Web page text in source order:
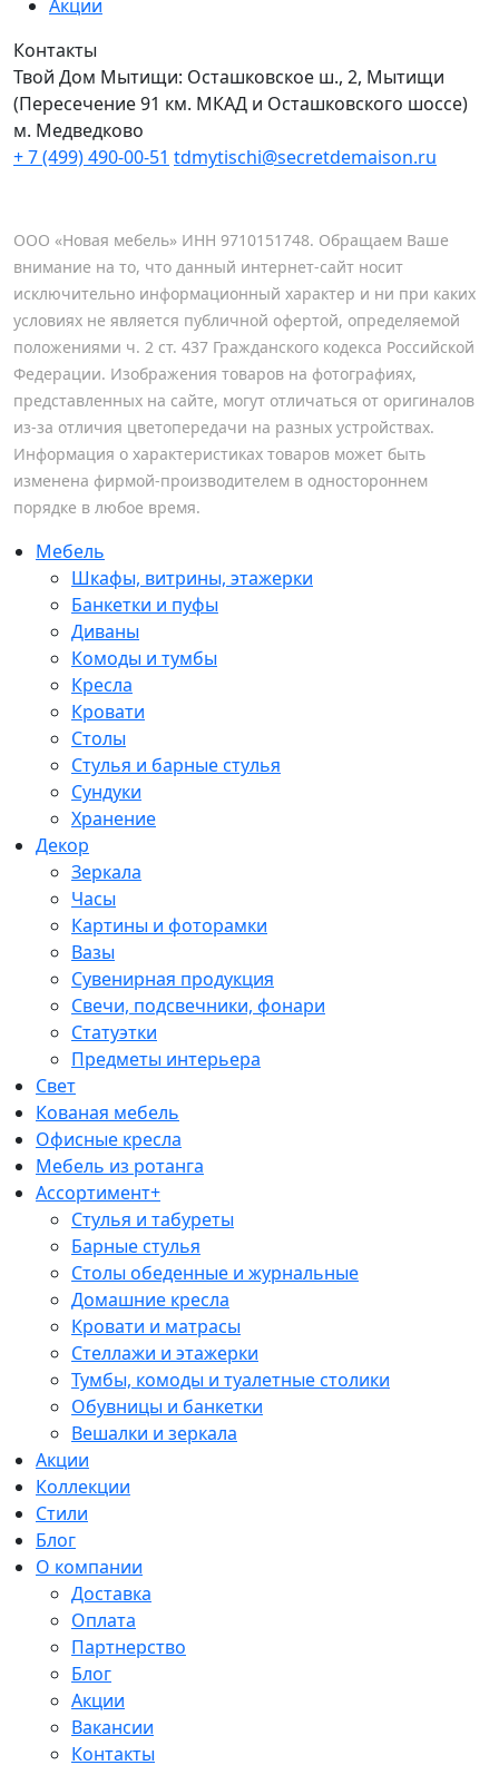
Акции
Контакты
Твой Дом Мытищи: Осташковское ш., 2, Мытищи
(Пересечение 91 км. МКАД и Осташковского шоссе)
м. Медведково
+ 7 (499) 490-00-51 tdmytischi@secretdemaison.ru
ООО «Новая мебель» ИНН 9710151748. Обращаем Ваше
внимание на то, что данный интернет-сайт носит
исключительно информационный характер и ни при каких
условиях не является публичной офертой, определяемой
положениями ч. 2 ст. 437 Гражданского кодекса Российской
Федерации. Изображения товаров на фотографиях,
представленных на сайте, могут отличаться от оригиналов
из-за отличия цветопередачи на разных устройствах.
Информация о характеристиках товаров может быть
изменена фирмой-производителем в одностороннем
порядке в любое время.
Мебель
Шкафы, витрины, этажерки
Банкетки и пуфы
Диваны
Комоды и тумбы
Кресла
Кровати
Столы
Стулья и барные стулья
Сундуки
Хранение
Декор
Зеркала
Часы
Картины и фоторамки
Вазы
Сувенирная продукция
Свечи, подсвечники, фонари
Статуэтки
Предметы интерьера
Свет
Кованая мебель
Офисные кресла
Мебель из ротанга
Ассортимент+
Стулья и табуреты
Барные стулья
Столы обеденные и журнальные
Домашние кресла
Кровати и матрасы
Стеллажи и этажерки
Тумбы, комоды и туалетные столики
Обувницы и банкетки
Вешалки и зеркала
Акции
Коллекции
Стили
Блог
О компании
Доставка
Оплата
Партнерство
Блог
Акции
Вакансии
Контакты